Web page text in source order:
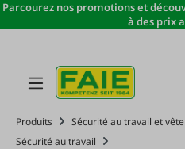
Passer au contenu principal
Parcourez nos promotions et
à des prix
Produits
Sécurité au travail et
Sécurité au travail